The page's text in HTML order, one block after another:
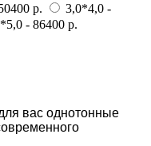
р.
3,0*4,0 -
- 86400 р.
вас однотонные